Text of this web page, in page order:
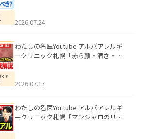
た。
2026.07.24
わたしの名医Youtube アルバアレルギ
ークリニック札幌「赤ら顔・酒さ・ニ
した。
2026.07.17
わたしの名医Youtube アルバアレルギ
ークリニック札幌「マンジャロのリア